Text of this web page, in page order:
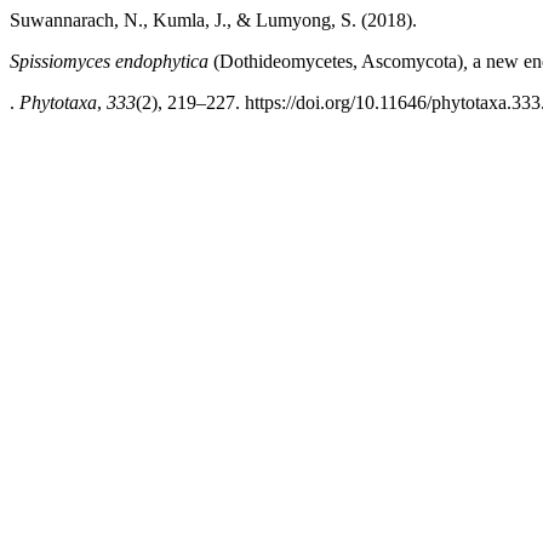
Suwannarach, N., Kumla, J., & Lumyong, S. (2018).
Spissiomyces endophytica (Dothideomycetes, Ascomycota) a new
. Phytotaxa, 333(2), 219–227. https://doi.org/10.11646/